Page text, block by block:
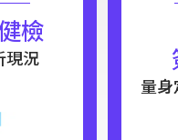
檢
現況
量